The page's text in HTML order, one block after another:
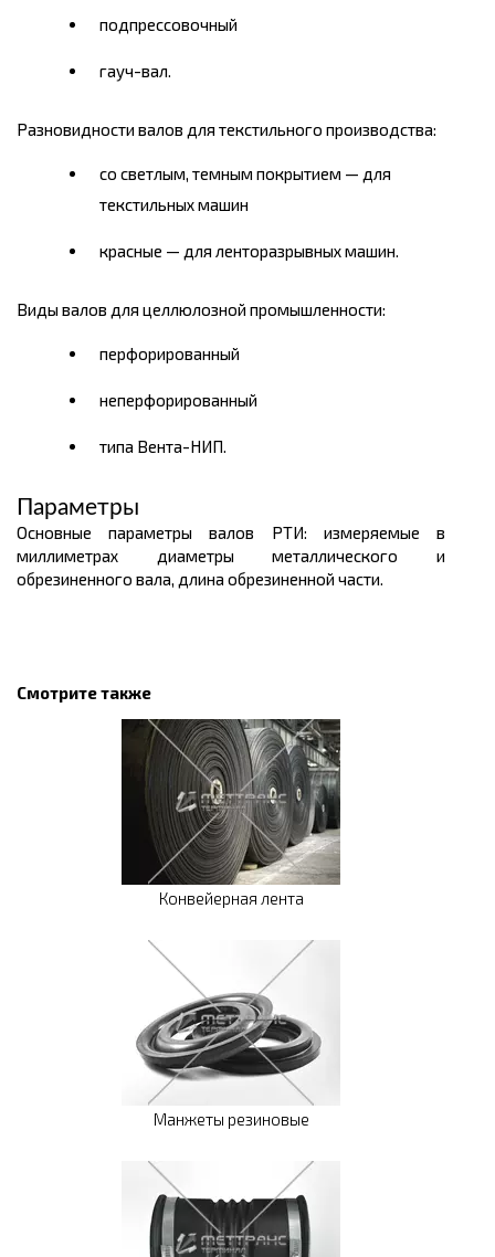
подпрессовочный
гауч-вал.
Разновидности валов для текстильного производства:
со светлым, темным покрытием — для
текстильных машин
красные — для ленторазрывных машин.
Виды валов для целлюлозной промышленности:
перфорированный
неперфорированный
типа Вента-НИП.
Параметры
Основные параметры валов РТИ: измеряемые в
миллиметрах диаметры металлического и
обрезиненного вала, длина обрезиненной части.
Смотрите также
Конвейерная лента
Манжеты резиновые